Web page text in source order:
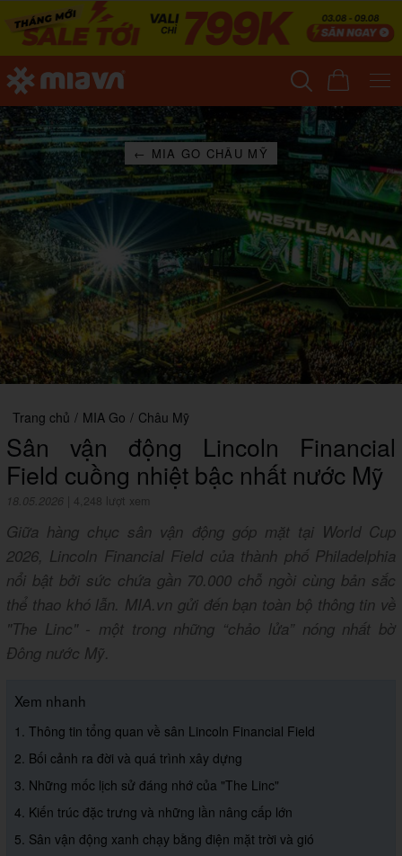
← MIA GO CHÂU MỸ
Trang chủ / MIA Go / Châu Mỹ
Sân vận động Lincoln Financial
Field cuồng nhiệt bậc nhất nước Mỹ
18.05.2026 4,248 lượt xem
Giữa hàng chục sân vận động góp mặt tại World Cup
2026, Lincoln Financial Field của thành phố Philadelphia
nổi bật bởi sức chứa gần 70.000 chỗ ngồi cùng bản sắc
thể thao khó lẫn. MIA.vn gửi đến bạn toàn bộ thông tin về
"The Linc" - một trong những “chảo lửa” nóng nhất bờ
Đông nước Mỹ.
Xem nhanh
1. Thông tin tổng quan về sân Lincoln Financial Field
2. Bối cảnh ra đời và quá trình xây dựng
3. Những mốc lịch sử đáng nhớ của "The Linc"
4. Kiến trúc đặc trưng và những lần nâng cấp lớn
5. Sân vận động xanh chạy bằng điện mặt trời và gió